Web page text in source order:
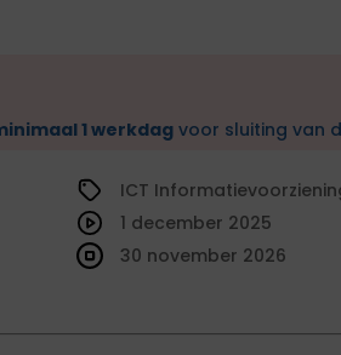
1 werkdagvoor sluiting van
ICT
1 december 2025
30 november 2026